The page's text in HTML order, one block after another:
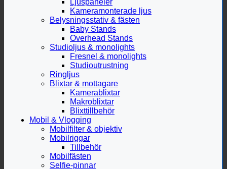
Kameramonterade ljus
Belysningsstativ & fästen
Baby Stands
Overhead Stands
Studioljus & monolights
Fresnel & monolights
Studioutrustning
Ringljus
Blixtar & mottagare
Kamerablixtar
Makroblixtar
Blixttillbehör
Mobil & Vlogging
Mobilfilter & objektiv
Mobilriggar
Tillbehör
Mobilfästen
Selfie-pinnar